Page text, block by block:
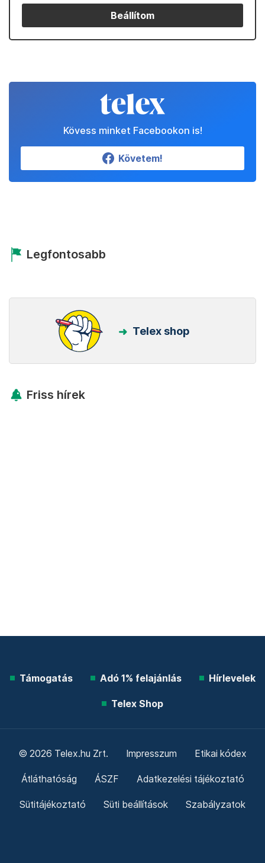
Beállítom
Kövess minket Facebookon is!
Követem!
Legfontosabb
Telex shop
Friss hírek
Támogatás Adó 1% felajánlás Hírlevelek
Telex Shop
© 2026 Telex.hu Zrt. Impresszum Etikai kódex
Átláthatóság ÁSZF Adatkezelési tájékoztató
Sütitájékoztató Süti beállítások Szabályzatok